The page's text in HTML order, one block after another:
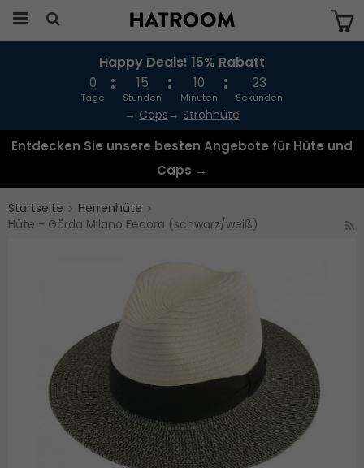
Das Produkt wurde in Ihren Warenkorb
gelegt
Happy Deals! 15% Rabatt
0
Tage
15
Stunden
10
Minuten
23
Sekunden
→ Caps → Strohhüte
Entdecken Sie unsere besten Angebote für Hüte und
Caps →
Startseite
Herrenhüte
Hüte - Gårda Milano Fedora (schwarz/weiß)